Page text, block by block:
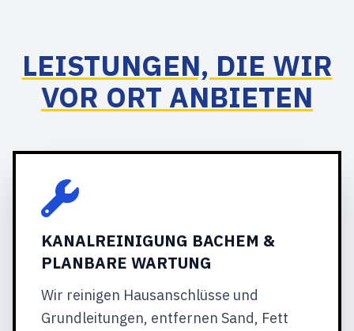
LEISTUNGEN, DIE WIR
VOR ORT ANBIETEN
KANALREINIGUNG BACHEM &
PLANBARE WARTUNG
Wir reinigen Hausanschlüsse und
Grundleitungen, entfernen Sand, Fett